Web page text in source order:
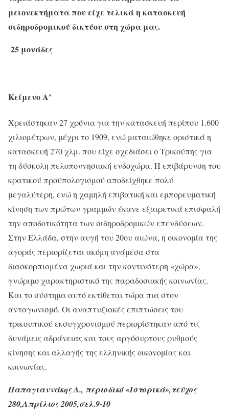
μειονεκτήματα που είχε τελικά η κατασκευή
σιδηροδρομικού δικτύου στη χώρα μας.
25 μονάδες
Κείμενο Α’
Χρειάστηκαν 27 χρόνια για την κατασκευή περίπου 1.600
χιλιομέτρων, μέχρι το 1909, ενώ ματαιώθηκε οριστικά η
κατασκευή 270 χλμ. που είχε σχεδιάσει ο Τρικούπης για
τη δύσκολη πελοποννησιακή ενδοχώρα. Η επιβάρυνση του
κρατικού προϋπολογισμού αποδείχθηκε πολύ
μεγαλύτερη, ενώ η χαμηλή επιβατική και εμπορευματική
κίνηση των πρώτων γραμμών έκανε εξαιρετικά επισφαλή
την αποδοτικότητα των σιδηροδρομικών επενδύσεων.
Στην Ελλάδα, στην αυγή του 20ου αιώνα, η οικονομία της
αγοράς περιορίζεται ακόμη ανάμεσα στα
διασκορπισμένα χωριά και την κοντινότερη «χώρα»,
γνώριμο χαρακτηριστικό της παραδοσιακής κοινωνίας.
Και το σύστημα αυτό εκτίθεται τώρα πια στον
ανταγωνισμό. Οι αναπτυξιακές επιπτώσεις του
τρικουπικού εκσυγχρονισμού περιορίστηκαν από τις
δυνάμεις αδράνειας και τους αργόσυρτους ρυθμούς
κίνησης και αλλαγής της ελληνικής οικονομίας και
κοινωνίας.
Παπαγιαννάκης Λ., περιοδικό «Ιστορικά»,τεύχος
280,Απρίλιος 2005,σελ.9-10